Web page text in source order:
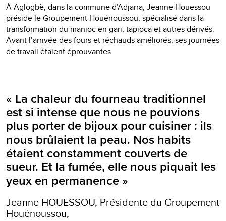
À Aglogbè, dans la commune d’Adjarra, Jeanne Houessou
préside le Groupement Houénoussou, spécialisé dans la
transformation du manioc en gari, tapioca et autres dérivés.
Avant l’arrivée des fours et réchauds améliorés, ses journées
de travail étaient éprouvantes.
« La chaleur du fourneau traditionnel
est si intense que nous ne pouvions
plus porter de bijoux pour cuisiner : ils
nous brûlaient la peau. Nos habits
étaient constamment couverts de
sueur. Et la fumée, elle nous piquait les
yeux en permanence »
Jeanne HOUESSOU, Présidente du Groupement
Houénoussou,